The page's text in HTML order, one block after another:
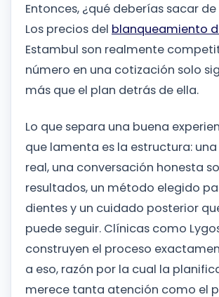
Entonces, ¿qué deberías sacar
Los precios del blanqueamiento
Estambul son realmente
número en una cotización solo
más que el plan detrás de ella.
Lo que separa una buena
que lamenta es la estructura:
real, una conversación honesta
resultados, un método elegido
dientes y un cuidado posterior
puede seguir. Clínicas como
construyen el proceso
a eso, razón por la cual la
merece tanta atención como el